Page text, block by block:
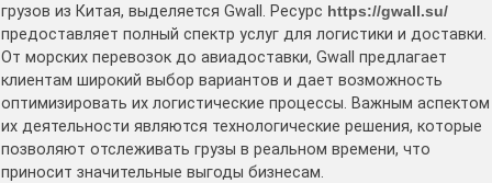
грузов из Китая, выделяется Gwall. Ресурс https://gwall.su/
предоставляет полный спектр услуг для логистики и доставки.
От морских перевозок до авиадоставки, Gwall предлагает
клиентам широкий выбор вариантов и дает возможность
оптимизировать их логистические процессы. Важным аспектом
их деятельности являются технологические решения, которые
позволяют отслеживать грузы в реальном времени, что
приносит значительные выгоды бизнесам.